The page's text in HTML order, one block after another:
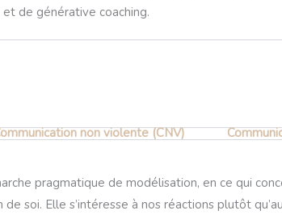
de générative coaching.
non violente (CNV)​
pragmatique de modélisation, en ce qui
soi. Elle s’intéresse à nos réactions plutôt